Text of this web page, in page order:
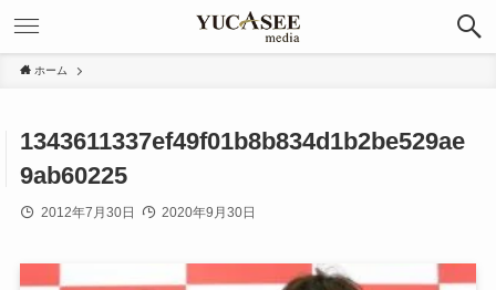
ホーム
1343611337ef49f01b8b834d1b2be529ae
9ab60225
2012年7月30日 2020年9月30日